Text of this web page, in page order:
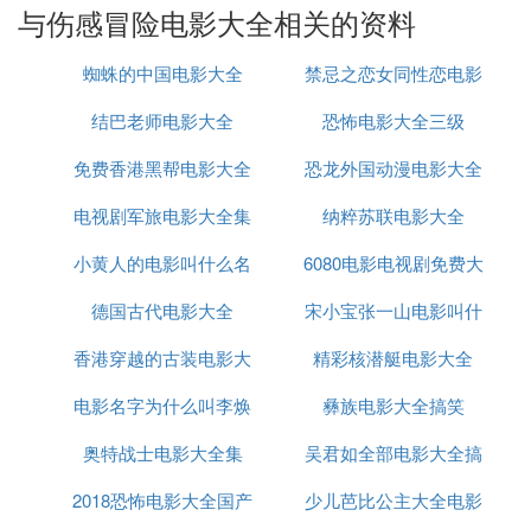
人有点想哭的电影
<海上钢琴师>海上钢琴师目录[隐藏]
【电影《海上钢琴师》】
1.基本信息
2.剧情
3.影片解析
5.制作发行
6.精彩台词
8.配乐曲目
【图书《海上钢琴师》】
1.作品简介
2.作者简介
1.基本信息
与伤感冒险电影大全相关的资料
蜘蛛的中国电影大全
禁忌之恋女同性恋电影
大全
结巴老师电影大全
恐怖电影大全三级
免费香港黑帮电影大全
恐龙外国动漫电影大全
电视剧军旅电影大全集
纳粹苏联电影大全
小黄人的电影叫什么名
字卑
6080电影电视剧免费大
全下载
德国古代电影大全
宋小宝张一山电影叫什
么名字
香港穿越的古装电影大
全集
精彩核潜艇电影大全
电影名字为什么叫李焕
英
彝族电影大全搞笑
奥特战士电影大全集
吴君如全部电影大全搞
笑
2018恐怖电影大全国产
少儿芭比公主大全电影